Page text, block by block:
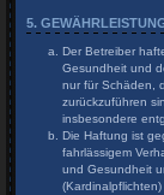
5.
Der Betreiber
Gesundheit und
nur für Schäden,
zurückzuführen
insbesondere
Die Haftung ist
fahrlässigem
und Gesundheit